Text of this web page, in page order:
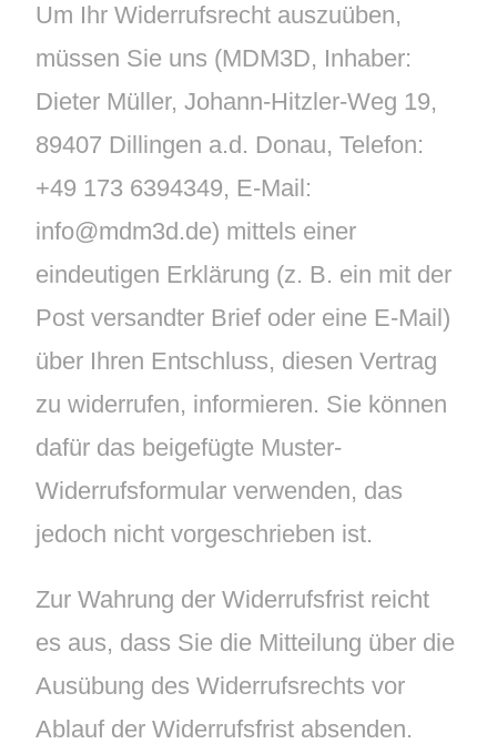
Um Ihr Widerrufsrecht auszuüben,
müssen Sie uns (MDM3D, Inhaber:
Dieter Müller, Johann-Hitzler-Weg 19,
89407 Dillingen a.d. Donau, Telefon:
+49 173 6394349, E-Mail:
info@mdm3d.de) mittels einer
eindeutigen Erklärung (z. B. ein mit der
Post versandter Brief oder eine E-Mail)
über Ihren Entschluss, diesen Vertrag
zu widerrufen, informieren. Sie können
dafür das beigefügte Muster-
Widerrufsformular verwenden, das
jedoch nicht vorgeschrieben ist.
Zur Wahrung der Widerrufsfrist reicht
es aus, dass Sie die Mitteilung über die
Ausübung des Widerrufsrechts vor
Ablauf der Widerrufsfrist absenden.